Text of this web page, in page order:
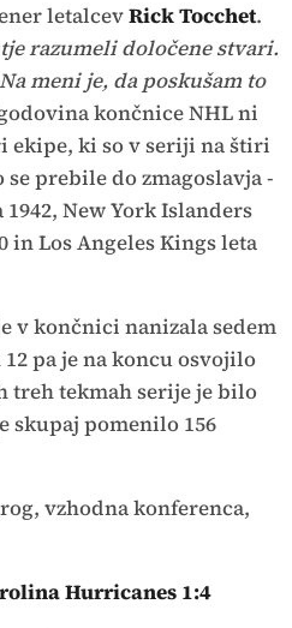
letalcevRick Tocchet.
razumeli določene stvari.
meni je, da poskušam to
končnice NHL ni
ekipe, ki so v seriji na štiri
se prebile do zmagoslavja -
New York Islanders
in Los Angeles Kings leta
v končnici nanizala sedem
pa je na koncu osvojilo
treh tekmah serije je bilo
skupaj pomenilo 156
vzhodna konferenca,
Hurricanes 1:4